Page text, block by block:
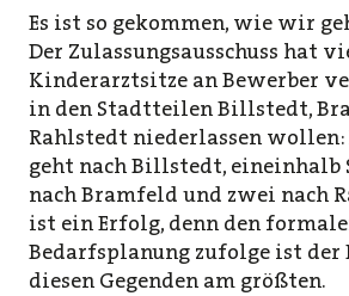
Es ist so gekommen, wie wir
Der Zulassungsausschuss hat
Kinderarztsitze an Bewerber
in den Stadtteilen Billstedt,
Rahlstedt niederlassen wollen:
geht nach Billstedt, eineinhalb
nach Bramfeld und zwei nach
ist ein Erfolg, denn den
Bedarfsplanung zufolge ist der
diesen Gegenden am größten.